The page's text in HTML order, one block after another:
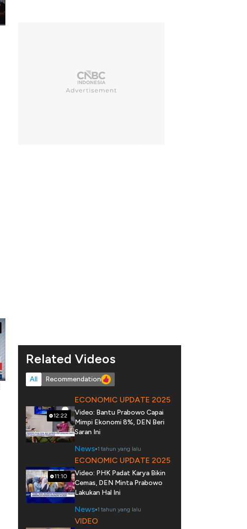
Related Videos
All Recommendation
12:22
ECONOMIC UPDATE 2025
Video: Bantu Prabowo Capai
Mimpi Ekonomi 8%, DEN Beri
Saran Ini
News 1 tahun yang lalu
11:10
ECONOMIC UPDATE 2025
Video: PHK Padat Karya Bikin
Cemas, DEN Minta Prabowo
Lakukan Hal Ini
News 1 tahun yang lalu
VIDEO